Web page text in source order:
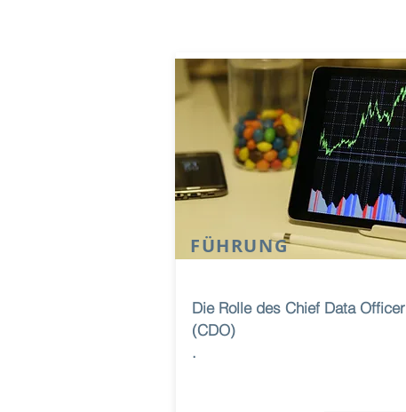
FÜHRUNG
Die Rolle des Chief Data Officer
(CDO)
.